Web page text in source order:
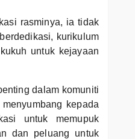
rasminya, ia tidak
kurikulum
untuk kejayaan
dalam komuniti
kepada
untuk memupuk
dan peluang untuk